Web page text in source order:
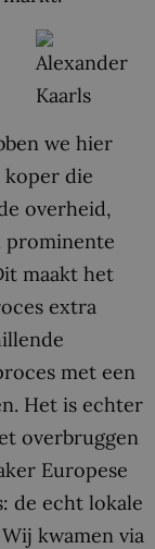
we hier
koper die
overheid,
prominente
maakt het
extra
met een
Het is echter
overbruggen
Europese
de echt lokale
kwamen via